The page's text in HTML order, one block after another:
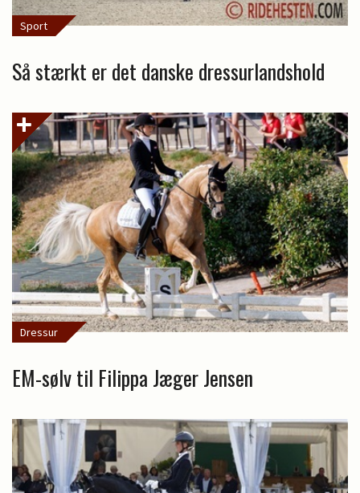
Sport
Så stærkt er det danske dressurlandshold
Dressur
EM-sølv til Filippa Jæger Jensen